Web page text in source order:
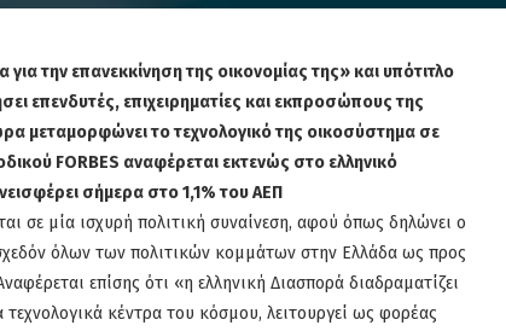
την επανεκκίνηση της οικονομίας της» και υπότιτλο
επενδυτές, επιχειρηματίες και εκπροσώπους της
μεταμορφώνει το τεχνολογικό της οικοσύστημα σε
FORBES αναφέρεται εκτενώς στο ελληνικό
σήμερα στο 1,1% του ΑΕΠ
σε μία ισχυρή πολιτική συναίνεση, αφού όπως δηλώνει ο
όλων των πολιτικών κομμάτων στην Ελλάδα ως προς
επίσης ότι «η ελληνική Διασπορά διαδραματίζει
κέντρα του κόσμου, λειτουργεί ως φορέας